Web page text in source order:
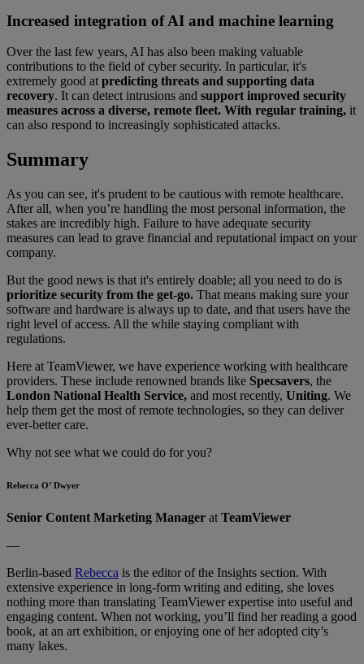
Increased integration of AI and machine learning
Over the last few years, AI has also been making valuable
contributions to the field of cyber security. In particular, it's
extremely good at predicting threats and supporting data
recovery. It can detect intrusions and support improved security
measures across a diverse, remote fleet. With regular training, it
can also respond to increasingly sophisticated attacks.
Summary
As you can see, it's prudent to be cautious with remote healthcare.
After all, when you’re handling the most personal information, the
stakes are incredibly high. Failure to have adequate security
measures can lead to grave financial and reputational impact on your
company.
But the good news is that it's entirely doable; all you need to do is
prioritize security from the get-go. That means making sure your
software and hardware is always up to date, and that users have the
right level of access. All the while staying compliant with
regulations.
Here at TeamViewer, we have experience working with healthcare
providers. These include renowned brands like Specsavers, the
London National Health Service, and most recently, Uniting. We
help them get the most of remote technologies, so they can deliver
ever-better care.
Why not see what we could do for you?
Rebecca O’ Dwyer
Senior Content Marketing Manager at TeamViewer
—
Berlin-based Rebecca is the editor of the Insights section. With
extensive experience in long-form writing and editing, she loves
nothing more than translating TeamViewer expertise into useful and
engaging content. When not working, you’ll find her reading a good
book, at an art exhibition, or enjoying one of her adopted city’s
many lakes.